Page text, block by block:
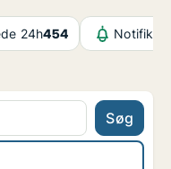
24h454
Søg